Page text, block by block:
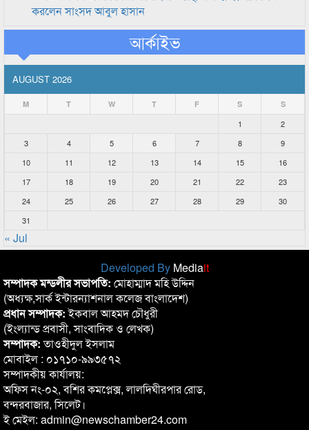
করলেন সাংসদ আবুল হাসান
আর্কাইভ
AUGUST 2026
M T W T F S S
1
2
3
4 5 6 7 8
9
10
11 12 13 14 15
16
17
18 19 20 21 22
23
24
25 26 27 28 29
30
31
« Jul
Developed By Mediait
সম্পাদক মন্ডলীর সভাপতি: মোহাম্মাদ মহি উদ্দিন
(অধ্যক্ষ,সার্ক ইন্টারন্যাশনাল কলেজ বাংলাদেশ)
প্রধান সম্পাদক:ইকবাল আহমদ চৌধুরী
(ইংল্যান্ড প্রবাসী, সাংবাদিক ও লেখক)
সম্পাদক:তাওহীদুল ইসলাম
মোবাইল : ০১৭১০-৯৯৩৫৭২
সম্পাদকীয় কার্যালয়:
অফিস নং-০২, বশির কমপ্লেক্স, লালদিঘীরপার রোড,
বন্দরবাজার, সিলেট।
ই মেইল: admin@newschamber24.com